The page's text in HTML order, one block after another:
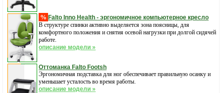
% Falto Inno Health - эргономичное компьютерное кресло
В структуре спинки активно выделяется зона поясницы, для
комфортного положения и снятия осевой нагрузки при долгой сидячей
работе.
описание модели »
Оттоманка Falto Footsh
Эргономичная подставка для ног обеспечивает правильную осанку и
уменьшает усталость во время работы.
описание модели »